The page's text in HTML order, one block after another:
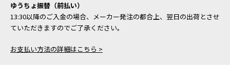
ゆうちょ振替（前払い）
13:30以降のご入金の場合、メーカー発注の都合上、翌日の出荷とさせ
ていただきますのでご了承ください。
お支払い方法の詳細はこちら >